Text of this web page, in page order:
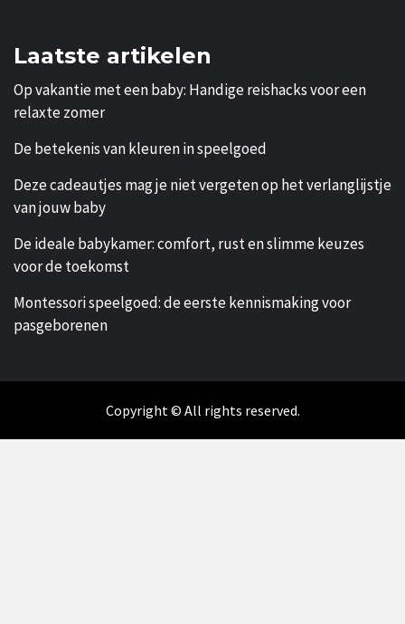
Laatste artikelen
Op vakantie met een baby: Handige reishacks voor een
relaxte zomer
De betekenis van kleuren in speelgoed
Deze cadeautjes mag je niet vergeten op het verlanglijstje
van jouw baby
De ideale babykamer: comfort, rust en slimme keuzes
voor de toekomst
Montessori speelgoed: de eerste kennismaking voor
pasgeborenen
Copyright © All rights reserved.